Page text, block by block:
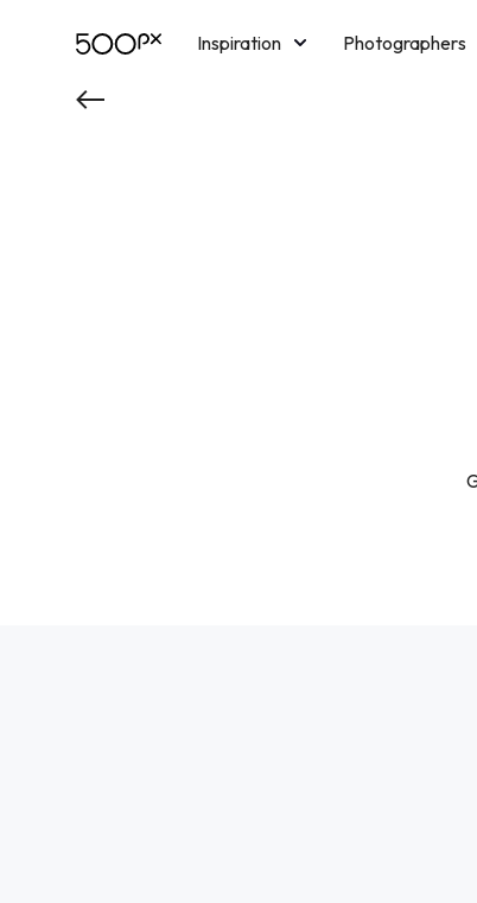
Inspiration Photographers